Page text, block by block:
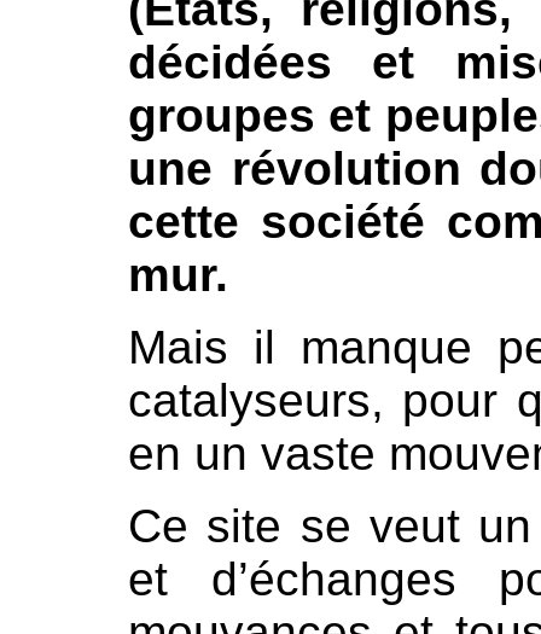
décidées et
groupes et
une révolution
cette société
mur.
Mais il manque
catalyseurs, pour
en un vaste
Ce site se veut
et d’échanges